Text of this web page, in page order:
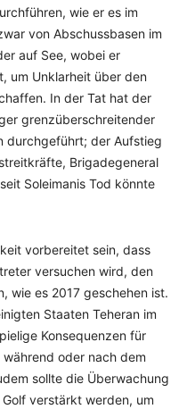
wie er es im
von Abschussbasen im
auf See, wobei er
um Unklarheit über den
In der Tat hat der
grenzüberschreitender
durchgeführt; der Aufstieg
Brigadegeneral
Soleimanis Tod könnte
vorbereitet sein, dass
versuchen wird, den
wie es 2017 geschehen ist.
Staaten Teheran im
Konsequenzen für
oder nach dem
sollte die Überwachung
verstärkt werden, um